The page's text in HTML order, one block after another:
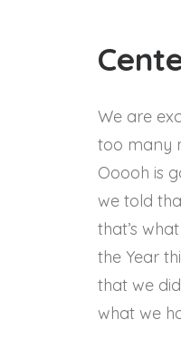
We are
too many
Ooooh is
we told
that’s
the Year
that we
what we